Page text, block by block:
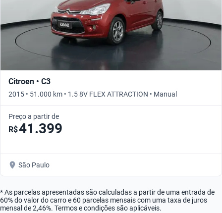
Citroen • C3
2015 • 51.000 km • 1.5 8V FLEX ATTRACTION • Manual
Preço a partir de
R$41.399
São Paulo
* As parcelas apresentadas são calculadas a partir de uma entrada de
60% do valor do carro e 60 parcelas mensais com uma taxa de juros
mensal de 2,46%. Termos e condições são aplicáveis.